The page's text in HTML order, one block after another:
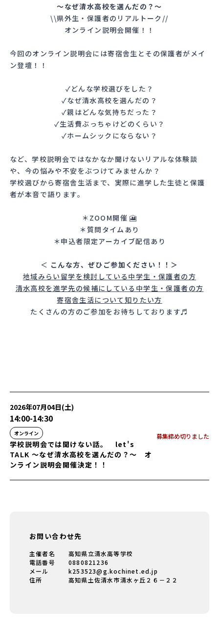
～なぜ清水高校を選んだの？～
\\県外生・保護者のリアルトーク//
オンライン説明会開催！！
今回のオンライン説明会には寄宿舎生とその保護者がメイ
ン登壇！！
✓どんな学校選びをした？
✓なぜ清水高校を選んだの？
✓親はどんな気持ちだった？
✓生活費ぶっちゃけどのくらい？
✓ホームシックにならない？
など、学校説明会ではなかなか聞けないリアルな体験談
や、今の悩みや不安をぶつけてみませんか？
学校選びから寄宿舎生活まで、実際に進学した生徒と保護
者が本音で語ります。
＊ZOOM開催 🎦
＊質問タイムあり
＊申込者限定アーカイブ配信あり
＜ こんな方、ぜひご参加ください！！＞
地域みらい留学を検討している中学生・保護者の方
清水高校を進学先の候補にしている中学生・保護者の方
寄宿舎生活について知りたい方
たくさんの方のご参加をお待ちしております♬
2026年07月04日(土)
14:00-14:30
オンライン
学校説明会では聞けない話。 let's
TALK ～なぜ清水高校を選んだの？～ オ
ンライン説明会開催決定！！
募集締め切りました
お問い合わせ先
主催者名
高知県立清水高等学校
電話番号
0880821236
メール
k253523@g.kochinet.ed.jp
住所
高知県土佐清水市清水ヶ丘２６－２２